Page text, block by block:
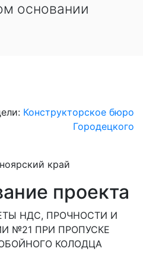
основании
Конструкторское бюро
Городецкого
край
проекта
НДС, ПРОЧНОСТИ И
№21 ПРИ ПРОПУСКЕ
КОЛОДЦА